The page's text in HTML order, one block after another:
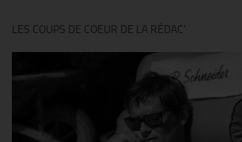
LES COUPS DE COEUR DE LA RÉDAC’